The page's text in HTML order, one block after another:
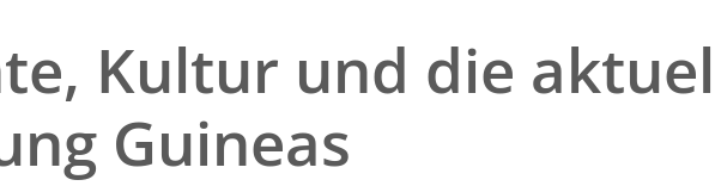
Kultur und die
Guineas